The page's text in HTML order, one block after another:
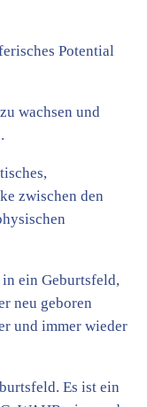
Potential
wachsen und
zwischen den
ein Geburtsfeld,
neu geboren
und immer wieder
Es ist ein